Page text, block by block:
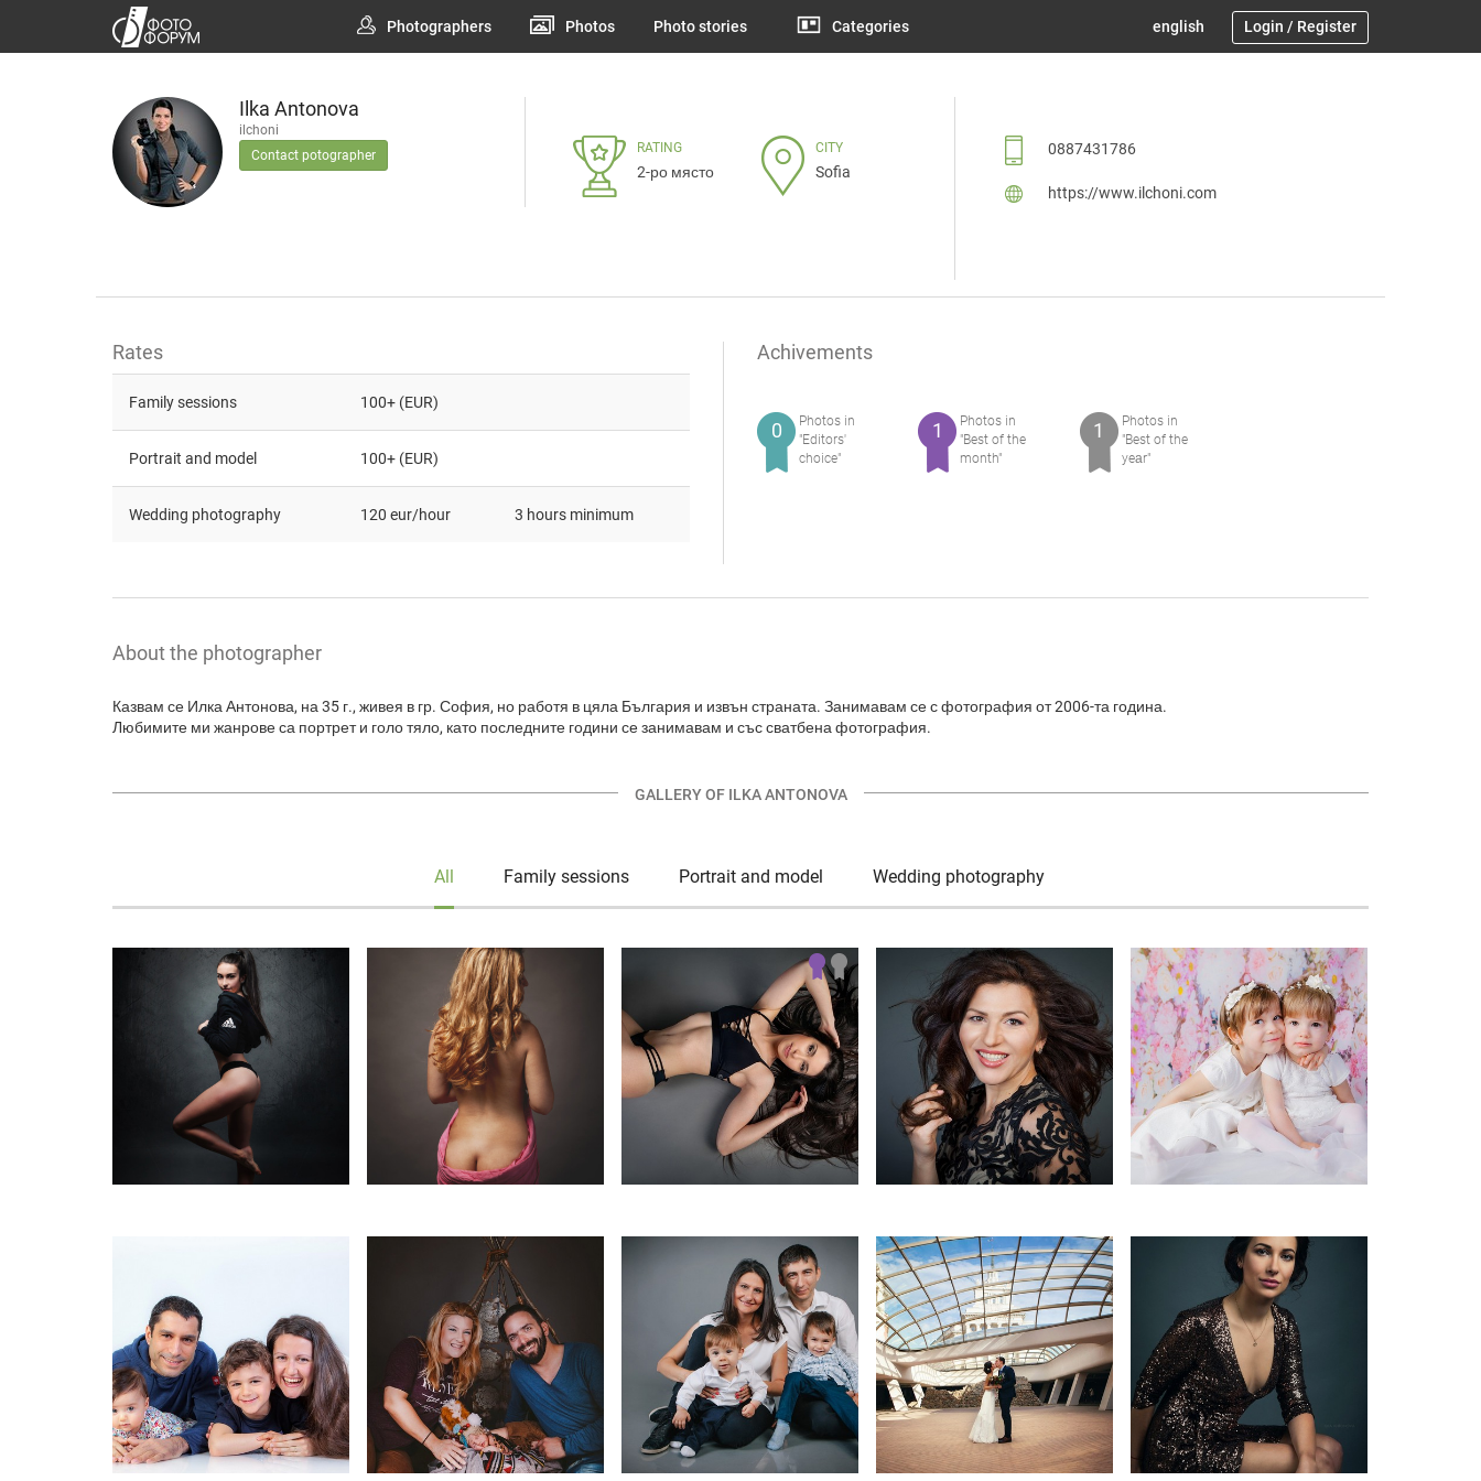
Photographers Photos Photo stories Categories english Login / Register
Ilka Antonova
ilchoni
Contact potographer
RATING
2-ро място
CITY
Sofia
0887431786
https://www.ilchoni.com
Rates
Family sessions 100+ (EUR)
Portrait and model 100+ (EUR)
Wedding photography 120 eur/hour 3 hours minimum
Achivements
0
Photos in
"Editors'
choice"
1
Photos in
"Best of the
month"
1
Photos in
"Best of the
yeаr"
About the photographer
Казвам се Илка Антонова, на 35 г., живея в гр. София, но работя в цяла България и извън страната. Занимавам се с фотография от 2006-та година.
Любимите ми жанрове са портрет и голо тяло, като последните години се занимавам и със сватбена фотография.
GALLERY OF ILKA ANTONOVA
All Family sessions Portrait and model Wedding photography